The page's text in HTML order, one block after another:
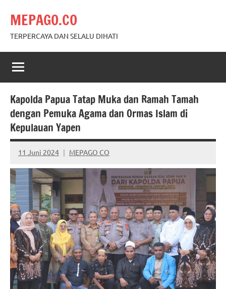
content
MEPAGO.CO
TERPERCAYA DAN SELALU DIHATI
Kapolda Papua Tatap Muka dan Ramah Tamah
dengan Pemuka Agama dan Ormas Islam di
Kepulauan Yapen
11 Juni 2024 MEPAGO CO
No
comments